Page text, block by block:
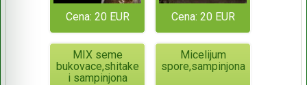
Cena: 20 EUR Cena: 20 EUR
MIX seme
bukovace,shitake
i sampinjona
Micelijum
spore,sampinjona